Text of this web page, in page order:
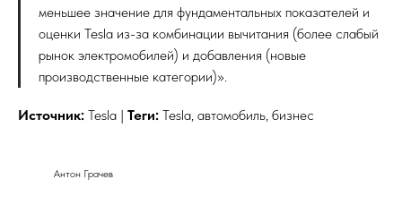
меньшее значение для фундаментальных показателей и
оценки Tesla из-за комбинации вычитания (более слабый
рынок электромобилей) и добавления (новые
производственные категории)».
Источник: Tesla | Теги: Tesla, автомобиль, бизнес
Антон Грачев